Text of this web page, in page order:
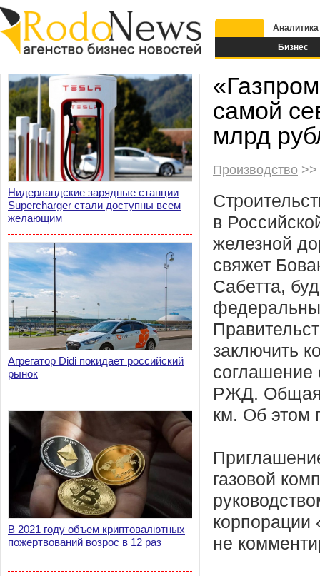
Бизнес
Аналитика
Нидерландские зарядные станции
Supercharger стали доступны всем
желающим
Агрегатор Didi покидает российский
рынок
В 2021 году объем криптовалютных
пожертвований возрос в 12 раз
самой
млрд
Производство >>
в
железной
свяжет
Сабетта,
заключить
соглашение
РЖД. Общая
км. Об этом
газовой
корпорации
не